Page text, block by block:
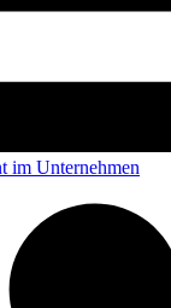
im Unternehmen